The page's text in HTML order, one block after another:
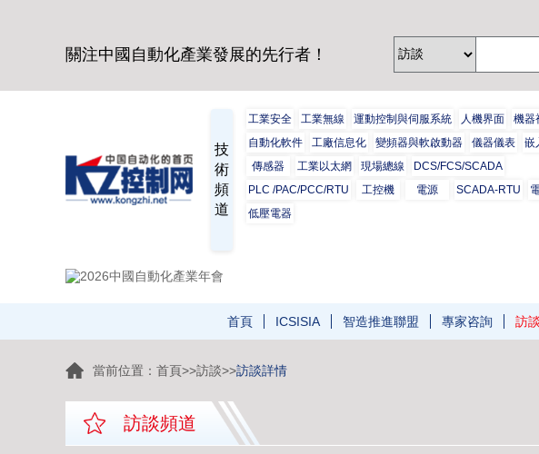
關注中國自動化產業發展的先行者！
技
術
頻
道
工業安全 工業無線 運動控制與伺服系統 人機界面
機器
自動化軟件
工廠信息化 變頻器與軟啟動器 儀器儀表
嵌
傳感器
工業以太網 現場總線
DCS/FCS/SCADA
PLC /PAC/PCC/RTU
工控機 電源 SCADA-RTU
低壓電器
首頁 ICSISIA 智造推進聯盟 專家咨詢 訪談
當前位置： 首頁>>訪談>>訪談詳情
訪談頻道